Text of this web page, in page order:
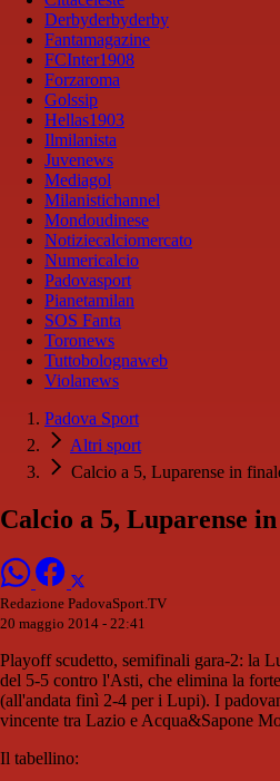
Derbyderbyderby
Fantamagazine
FCInter1908
Forzaroma
Golssip
Hellas1903
Ilmilanista
Juvenews
Mediagol
Milanistichannel
Mondoudinese
Notiziecalciomercato
Numericalcio
Padovasport
Pianetamilan
SOS Fanta
Toronews
Tuttobolognaweb
Violanews
Padova Sport
Altri sport
Calcio a 5, Luparense in
Calcio a 5, Luparense
Redazione PadovaSport.TV
20 maggio 2014 - 22:41
Playoff scudetto, semifinali gara-2: la
del 5-5 contro l'Asti, che elimina la
(all'andata finì 2-4 per i Lupi). I
vincente tra Lazio e Acqua&Sapone
Il tabellino: